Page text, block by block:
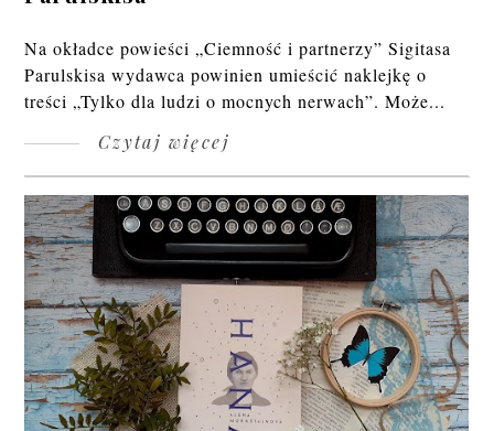
Na okładce powieści „Ciemność i partnerzy” Sigitasa
Parulskisa wydawca powinien umieścić naklejkę o
treści „Tylko dla ludzi o mocnych nerwach”. Może...
Czytaj więcej